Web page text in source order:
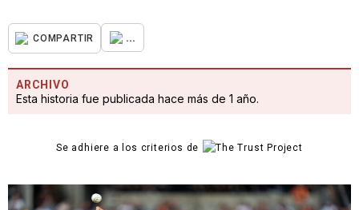
COMPARTIR ...
ARCHIVO
Esta historia fue publicada hace más de 1 año.
Se adhiere a los criterios de